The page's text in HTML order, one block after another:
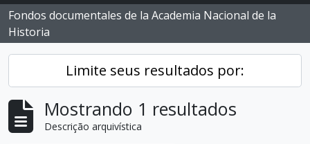
Fondos documentales de la Academia Nacional de la
Historia
Limite seus resultados por:
Mostrando 1 resultados
Descrição arquivística